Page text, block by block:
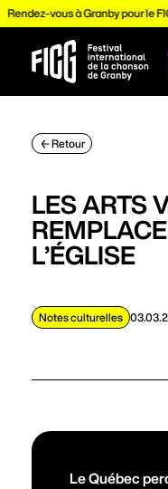
Rendez-vous à Granby pour le
Volets
Espace pro
Retour
LES ARTS
L’ÉGLISE
Notes culturelles
Le Québec